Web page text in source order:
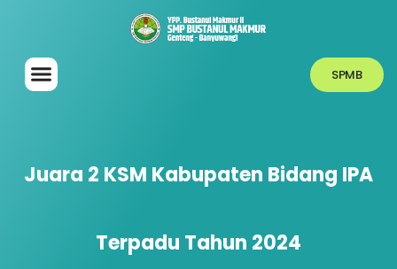
SPMB
Juara 2 KSM Kabupaten Bidang IPA
Terpadu Tahun 2024